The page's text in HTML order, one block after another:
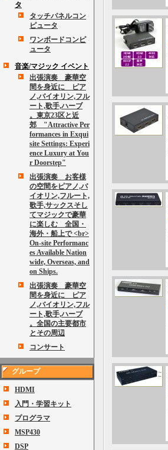
タ
タッチパネルコン
ピュータ
ワンボードコンピ
ュータ
音楽/マジック イベント
出張演奏 豪華空
間を身近に ピア
ノ,バイオリン,フル
ート,歌手,ハーブ
。東京23区と近
郊 "Attractive Per
formances in Exqui
site Settings: Experi
ence Luxury at You
r Doorstep"
出張演奏 お客様
の空間をピアノ,バ
イオリン,フルート,
歌手,サックスそし
てマジックで豪華
に楽しむ 全国・
海外・船上で <br>
On-site Performanc
es Available Nation
wide, Overseas, and
on Ships.
出張演奏 豪華空
間を身近に ピア
ノ,バイオリン,フル
ート,歌手,ハーブ
。全国の主要都市
とその周辺
コンサート
グループ
HDMI
入門・学習キット
プログラマ
MSP430
DSP